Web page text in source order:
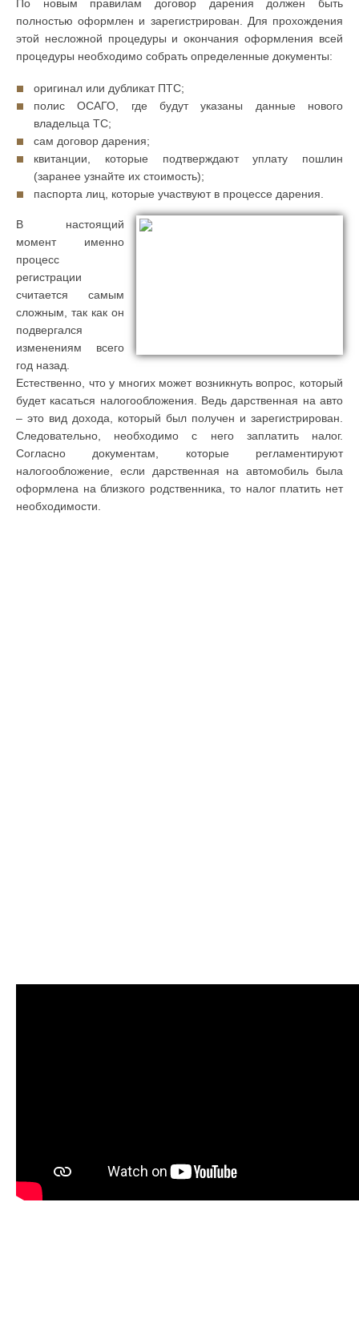
По новым правилам договор дарения должен быть
полностью оформлен и зарегистрирован. Для прохождения
этой несложной процедуры и окончания оформления всей
процедуры необходимо собрать определенные документы:
оригинал или дубликат ПТС;
полис ОСАГО, где будут указаны данные нового
владельца ТС;
сам договор дарения;
квитанции, которые подтверждают уплату пошлин
(заранее узнайте их стоимость);
паспорта лиц, которые участвуют в процессе дарения.
В настоящий
момент именно
процесс
регистрации
считается самым
сложным, так как он
подвергался
изменениям всего
год назад.
Естественно, что у многих может возникнуть вопрос, который
будет касаться налогообложения. Ведь дарственная на авто
– это вид дохода, который был получен и зарегистрирован.
Следовательно, необходимо с него заплатить налог.
Согласно документам, которые регламентируют
налогообложение, если дарственная на автомобиль была
оформлена на близкого родственника, то налог платить нет
необходимости.